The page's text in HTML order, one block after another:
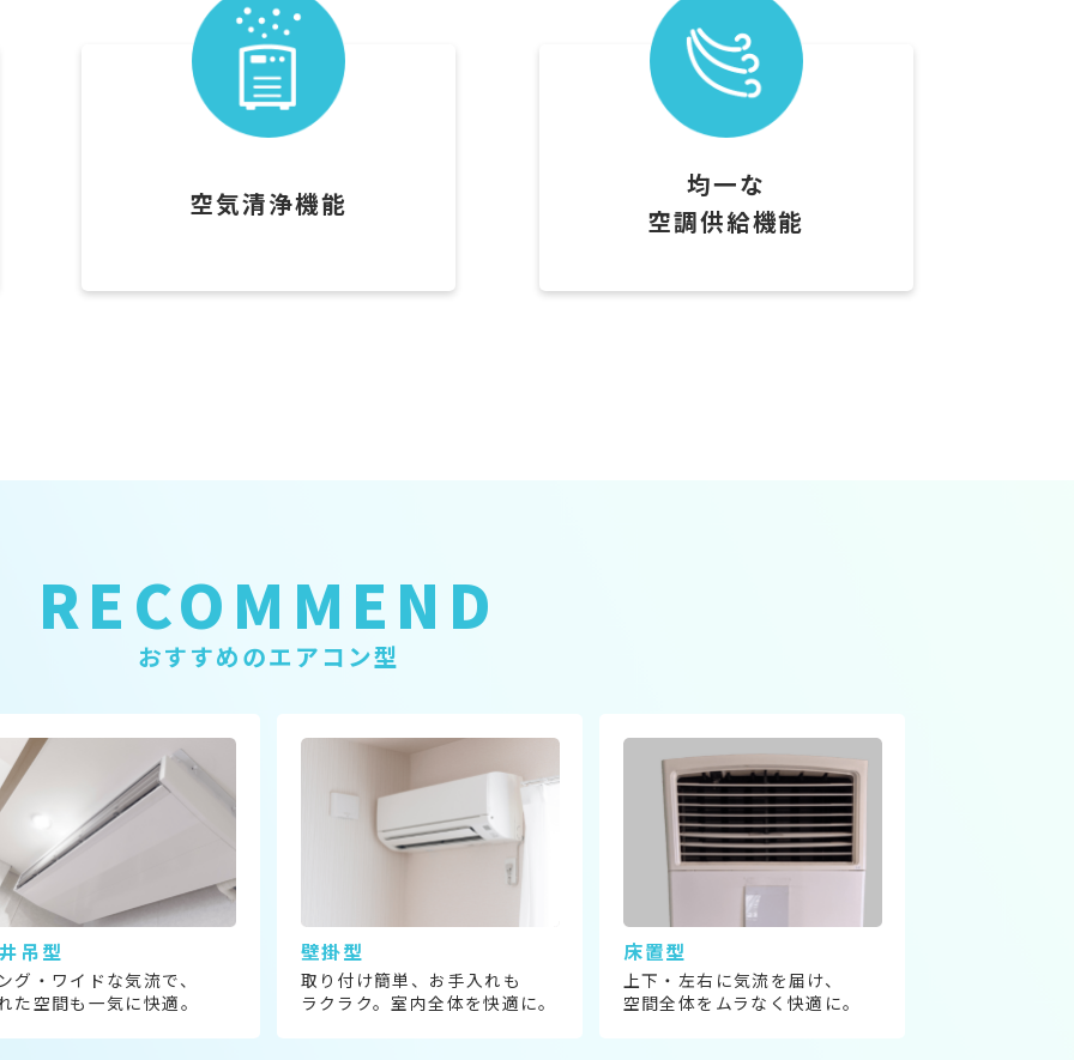
空気清浄機能
均一な
空調供給機能
RECOMMEND
おすすめのエアコン型
吊型
グ・ワイドな気流で、
た空間も一気に快適。
壁掛型
取り付け簡単、お手入れも
ラクラク。室内全体を快適に。
床置型
上下・左右に気流を届け、
空間全体をムラなく快適に。